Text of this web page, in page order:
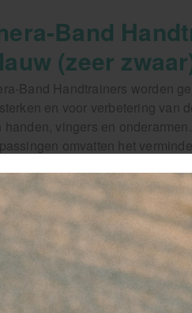
Band
(zeer
Band Handtrainers worden
en voor verbetering van
handen, vingers en
omvatten het
verder
121345
087453123388
11,43